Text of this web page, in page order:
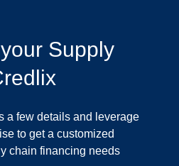
Supply
a few details and leverage
to get a customized
chain financing needs